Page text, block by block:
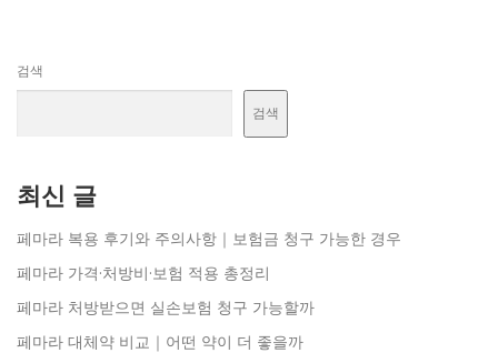
검색
검색
최신 글
페마라 복용 후기와 주의사항｜보험금 청구 가능한 경우
페마라 가격·처방비·보험 적용 총정리
페마라 처방받으면 실손보험 청구 가능할까
페마라 대체약 비교｜어떤 약이 더 좋을까